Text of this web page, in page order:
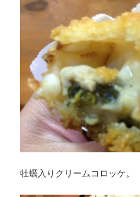
牡蠣入りクリームコロッケ。